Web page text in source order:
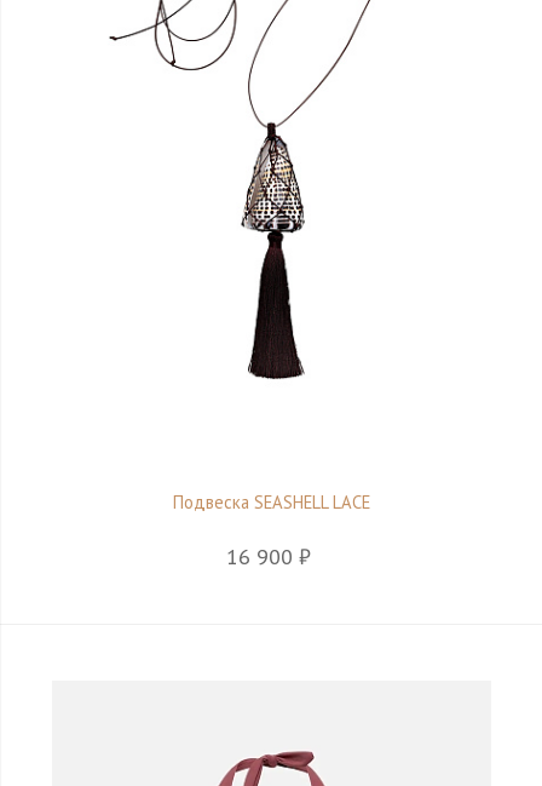
Подвеска SEASHELL LACE
16 900 ₽